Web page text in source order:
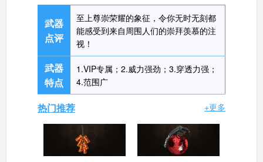
武器
点评
至上尊崇荣耀的象征，令你无时无刻都
能感受到来自周围人们的崇拜羡慕的注
视！
武器
特点
1.VIP专属；2.威力强劲；3.穿透力强；
4.范围广
热门推荐 +更多